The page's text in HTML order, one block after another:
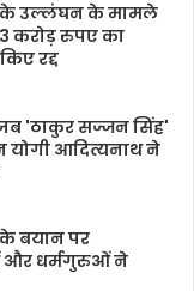
के उल्लंघन के मामले
करोड़ रुपए का
रद्द
'ठाकुर सज्जन सिंह'
योगी आदित्यनाथ ने
के बयान पर
और धर्मगुरुओं ने